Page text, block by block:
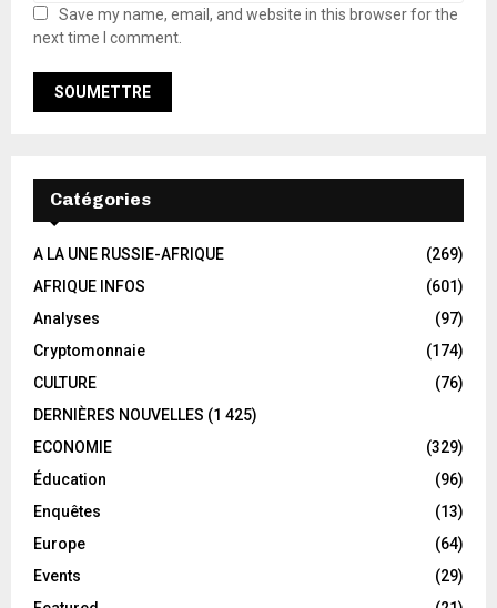
Save my name, email, and website in this browser for the
next time I comment.
Catégories
A LA UNE RUSSIE-AFRIQUE
(269)
AFRIQUE INFOS
(601)
Analyses
(97)
Cryptomonnaie
(174)
CULTURE
(76)
DERNIÈRES NOUVELLES (1 425)
ECONOMIE
(329)
Éducation
(96)
Enquêtes
(13)
Europe
(64)
Events
(29)